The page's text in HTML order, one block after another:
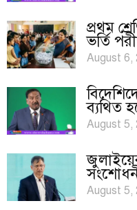
প্রথম
ভর্তি
August 6,
ব্যথিত
August 5,
সংশোধনী:
August 5,